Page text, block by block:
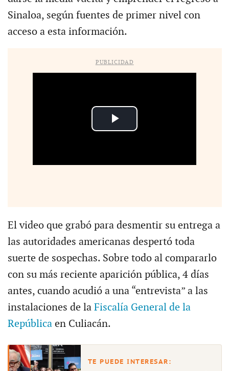
Sinaloa, según fuentes de primer nivel con
acceso a esta información.
PUBLICIDAD
El video que grabó para desmentir su entrega a
las autoridades americanas despertó toda
suerte de sospechas. Sobre todo al compararlo
con su más reciente aparición pública, 4 días
antes, cuando acudió a una “entrevista” a las
instalaciones de la Fiscalía General de la
Repúblicaen Culiacán.